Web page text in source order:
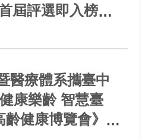
屆評選即入榜
四葉績效指標
醫療體系攜臺中
康樂齡 智慧臺
齡健康博覽會》四